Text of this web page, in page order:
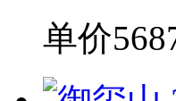
单价